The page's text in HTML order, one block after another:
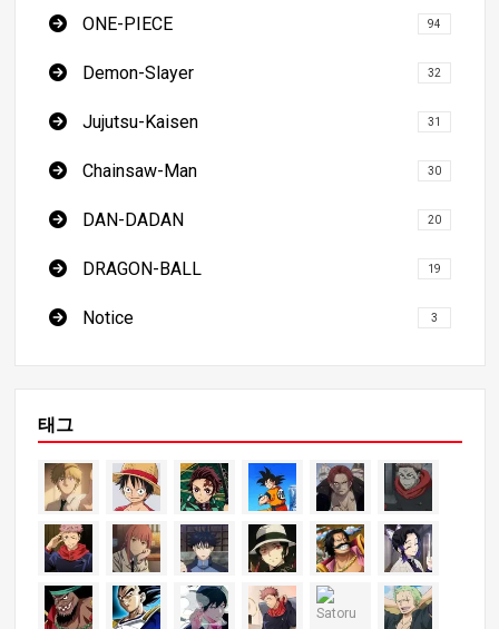
ONE-PIECE 94
Demon-Slayer 32
Jujutsu-Kaisen 31
Chainsaw-Man 30
DAN-DADAN 20
DRAGON-BALL 19
Notice 3
태그